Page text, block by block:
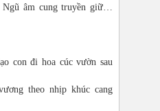
âm cung truyền giữ…
con đi hoa cúc vườn sau
theo nhịp khúc cang